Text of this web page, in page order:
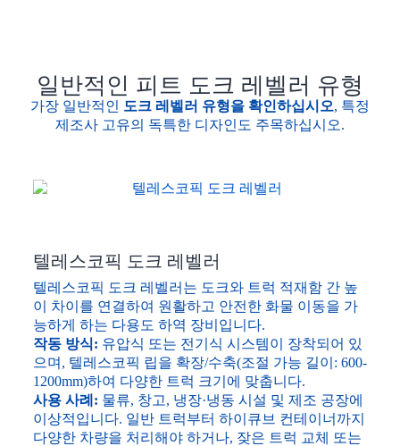
일반적인 피트 도크 레벨러 유형
가장 일반적인 도크 레벨러 유형을 확인하십시오, 특정
제조사 고유의 독특한 디자인도 주목하십시오.
텔레스코픽 도크 레벨러
텔레스코픽 도크 레벨러는 도크와 트럭 적재함 간 높
이 차이를 연결하여 원활하고 안전한 화물 이동을 가
능하게 하는 다용도 하역 장비입니다.
작동 방식: 유압식 또는 전기식 시스템이 장착되어 있
으며, 텔레스코픽 립을 확장/수축(조절 가능 길이: 600-
1200mm)하여 다양한 트럭 크기에 맞춥니다.
사용 사례: 물류, 창고, 냉장·냉동 시설 및 제조 공장에
이상적입니다. 일반 트럭부터 하이큐브 컨테이너까지
다양한 차량을 처리해야 하거나, 잦은 트럭 교체 또는